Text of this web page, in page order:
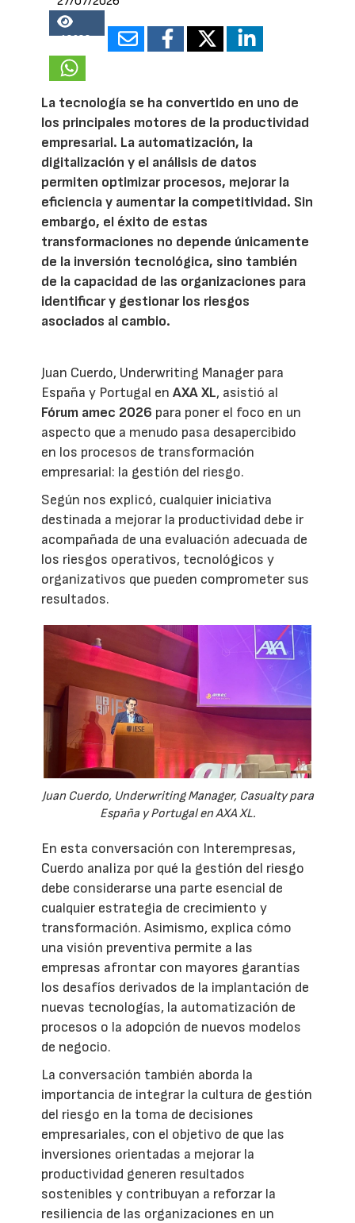
18088
La tecnología se ha convertido en uno de
los principales motores de la productividad
empresarial. La automatización, la
digitalización y el análisis de datos
permiten optimizar procesos, mejorar la
eficiencia y aumentar la competitividad. Sin
embargo, el éxito de estas
transformaciones no depende únicamente
de la inversión tecnológica, sino también
de la capacidad de las organizaciones para
identificar y gestionar los riesgos
asociados al cambio.
Juan Cuerdo, Underwriting Manager para
España y Portugal enAXA XL, asistió al
Fórum amec 2026 para poner el foco en un
aspecto que a menudo pasa desapercibido
en los procesos de transformación
empresarial: la gestión del riesgo.
Según nos explicó, cualquier iniciativa
destinada a mejorar la productividad debe ir
acompañada de una evaluación adecuada de
los riesgos operativos, tecnológicos y
organizativos que pueden comprometer sus
resultados.
Juan Cuerdo, Underwriting Manager, Casualty para
España y Portugal en AXA XL.
En esta conversación con Interempresas,
Cuerdo analiza por qué la gestión del riesgo
debe considerarse una parte esencial de
cualquier estrategia de crecimiento y
transformación. Asimismo, explica cómo
una visión preventiva permite a las
empresas afrontar con mayores garantías
los desafíos derivados de la implantación de
nuevas tecnologías, la automatización de
procesos o la adopción de nuevos modelos
de negocio.
La conversación también aborda la
importancia de integrar la cultura de gestión
del riesgo en la toma de decisiones
empresariales, con el objetivo de que las
inversiones orientadas a mejorar la
productividad generen resultados
sostenibles y contribuyan a reforzar la
resiliencia de las organizaciones en un